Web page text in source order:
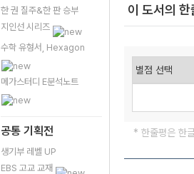
한 권 질주&한 판 승부
지인선 시리즈
수학 유형서, Hexagon
메가스터디 E분석노트
공통 기획전
생기부 레벨 UP
EBS 고교 교재
이 도서의 한
* 한줄평은 한